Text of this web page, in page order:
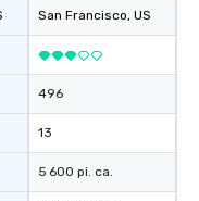
San Francisco, US
496
13
5 600 pi. ca.